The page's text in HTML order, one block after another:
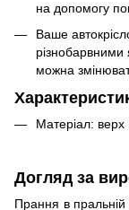
на допомогу
Ваше
можна
Матеріал:
Догляд за
Прання в пральній